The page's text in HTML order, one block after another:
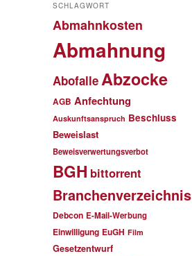
SCHLAGWORT
Abmahnkosten
Abmahnung
AbofalleAbzocke
AGB Anfechtung
Auskunftsanspruch Beschluss
Beweislast
Beweisverwertungsverbot
BGH bittorrent
Branchenverzeichnis
Debcon E-Mail-Werbung
Einwilligung EuGH Film
Gesetzentwurf